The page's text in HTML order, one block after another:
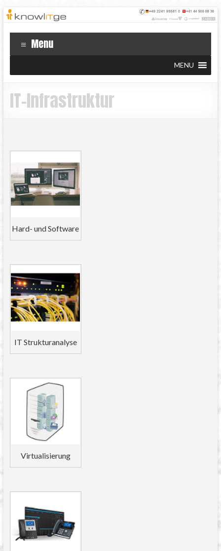
Menu
MENU
IT-Infrastruktur
Hard- und Software
IT Strukturanalyse
Virtualisierung